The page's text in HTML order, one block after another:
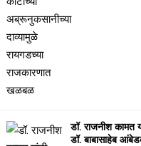
डॉ. राजनीश कामत
डॉ. बाबासाहेब